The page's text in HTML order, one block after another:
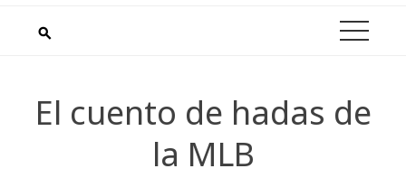
El cuento de hadas de
la MLB